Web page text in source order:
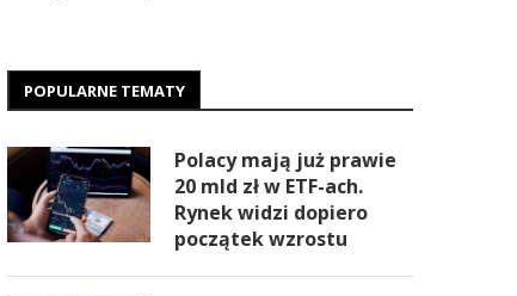
POPULARNE TEMATY
Polacy mają już prawie
20 mld zł w ETF-ach.
Rynek widzi dopiero
początek wzrostu